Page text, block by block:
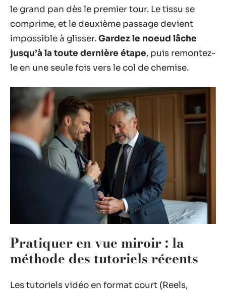
le grand pan dès le premier tour. Le tissu se
comprime, et le deuxième passage devient
impossible à glisser.Gardez le noeud lâche
jusqu’à la toute dernière étape, puis remontez-
le en une seule fois vers le col de chemise.
Pratiquer en vue miroir : la
méthode des tutoriels récents
Les tutoriels vidéo en format court (Reels,